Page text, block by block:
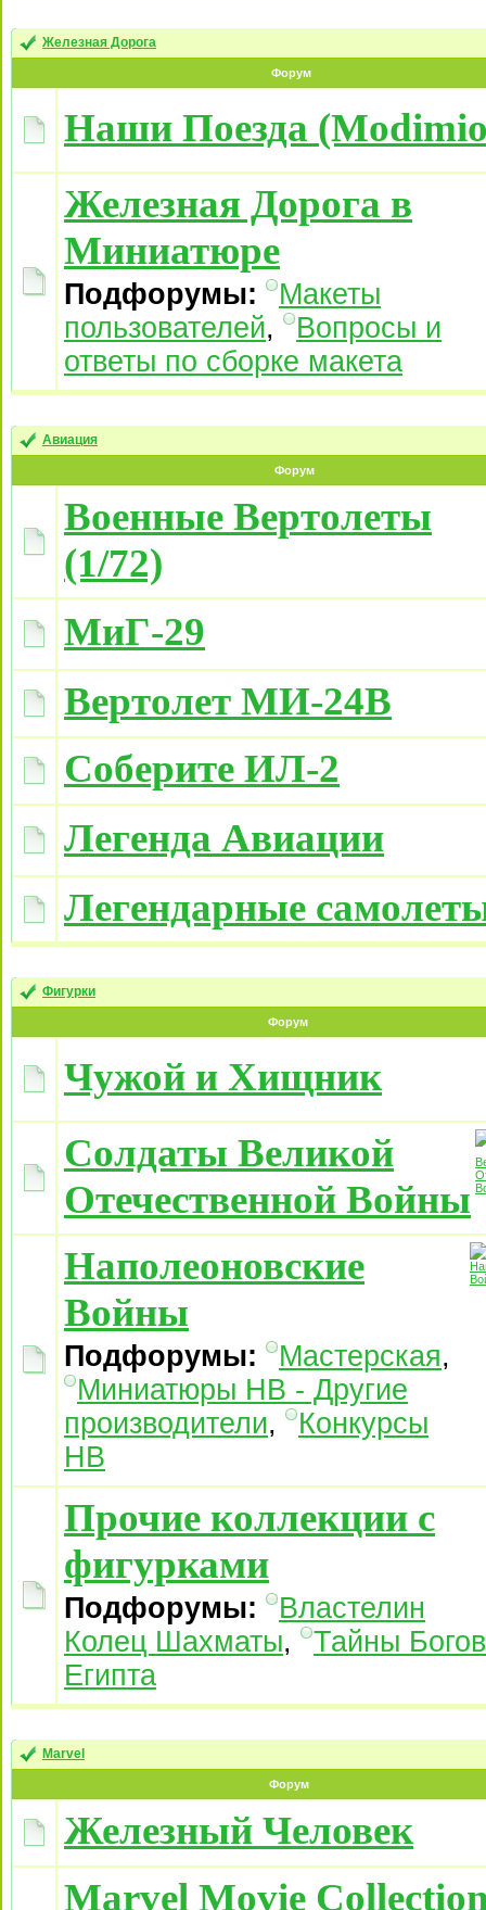
Железная Дорога
Форум
Наши Поезда
Железная Дорога в
Миниатюре
Подфорумы:
Макеты
пользователей,
Вопросы и
ответы по сборке макета
Авиация
Форум
Военные Вертолеты
(1/72)
МиГ-29
Вертолет МИ-24В
Соберите ИЛ-2
Легенда Авиации
Легендарные
Фигурки
Форум
Чужой и Хищник
Солдаты Великой
Отечественной Войны
Наполеоновские
Войны
Подфорумы: Мастерская,
Миниатюры НВ - Другие
производители,
Конкурсы
НВ
Прочие коллекции с
фигурками
Подфорумы:
Властелин
Колец Шахматы,
Тайны Богов
Египта
Marvel
Форум
Железный Человек
Marvel Movie